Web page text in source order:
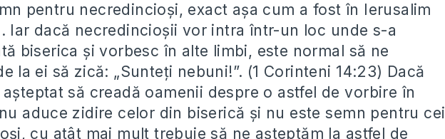
pentru necredincioși, exact așa cum a fost în Ierusalim
Iar dacă necredincioșii vor intra într-un loc unde s-a
biserica și vorbesc în alte limbi, este normal să ne
la ei să zică: „Sunteți nebuni!”. (1 Corinteni 14:23) Dacă
așteptat să creadă oamenii despre o astfel de vorbire în
aduce zidire celor din biserică și nu este semn pentru cei
cu atât mai mult trebuie să ne așteptăm la astfel de